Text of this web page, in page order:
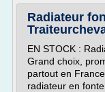
Radiateur
EN STOCK :
Grand choix,
partout en
radiateur en